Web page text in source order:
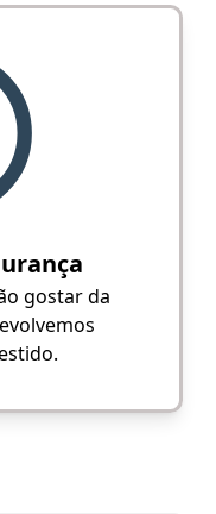
gostar da